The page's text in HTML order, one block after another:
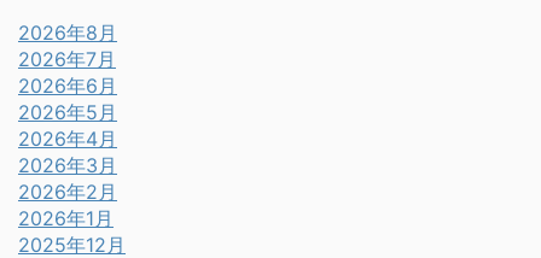
2026年8月
2026年7月
2026年6月
2026年5月
2026年4月
2026年3月
2026年2月
2026年1月
2025年12月